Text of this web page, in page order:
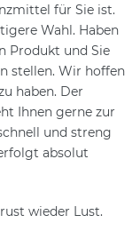
für Sie ist.
Wahl. Haben
Produkt und Sie
stellen. Wir hoffen
haben. Der
Ihnen gerne zur
und streng
absolut
wieder Lust.